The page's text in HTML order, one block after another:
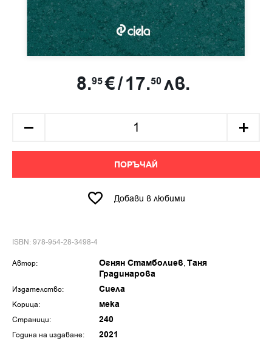
ISBN: 978-954-28-3498-4
Автор: Огнян Стамболиев Таня
Градинарова
Издателство: Сиела
Корица: мека
Страници: 240
Година на издаване: 2021
8.95€/17.50 лв.
ПОРЪЧАЙ
Добави в любими